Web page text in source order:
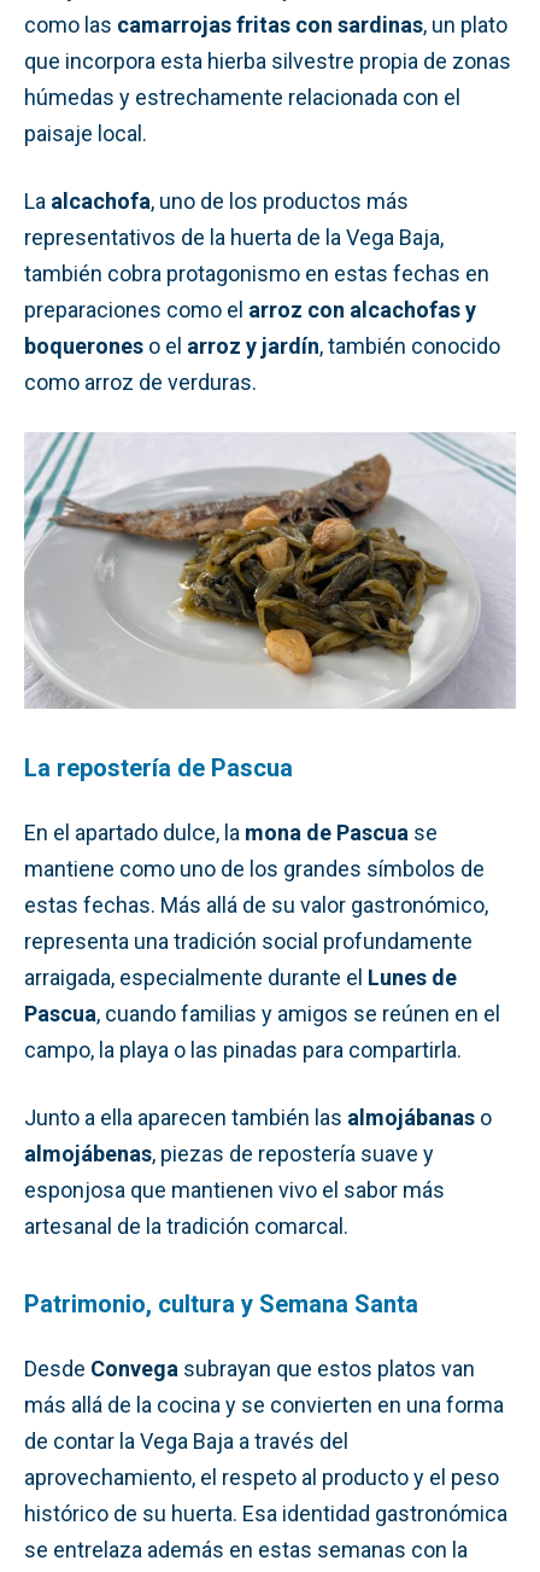
como las camarrojas fritas con sardinas, un plato
que incorpora esta hierba silvestre propia de zonas
húmedas y estrechamente relacionada con el
paisaje local.
La alcachofa, uno de los productos más
representativos de la huerta de la Vega Baja,
también cobra protagonismo en estas fechas en
preparaciones como el arroz con alcachofas y
boquerones o el arroz y jardín, también conocido
como arroz de verduras.
La repostería de Pascua
En el apartado dulce, la mona de Pascua se
mantiene como uno de los grandes símbolos de
estas fechas. Más allá de su valor gastronómico,
representa una tradición social profundamente
arraigada, especialmente durante el Lunes de
Pascua, cuando familias y amigos se reúnen en el
campo, la playa o las pinadas para compartirla.
Junto a ella aparecen también las almojábanas o
almojábenas, piezas de repostería suave y
esponjosa que mantienen vivo el sabor más
artesanal de la tradición comarcal.
Patrimonio, cultura y Semana Santa
Desde Convega subrayan que estos platos van
más allá de la cocina y se convierten en una forma
de contar la Vega Baja a través del
aprovechamiento, el respeto al producto y el peso
histórico de su huerta. Esa identidad gastronómica
se entrelaza además en estas semanas con la